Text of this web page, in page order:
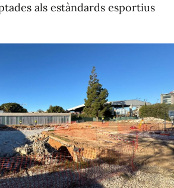
als estàndards esportius